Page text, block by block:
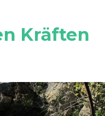
Kräften